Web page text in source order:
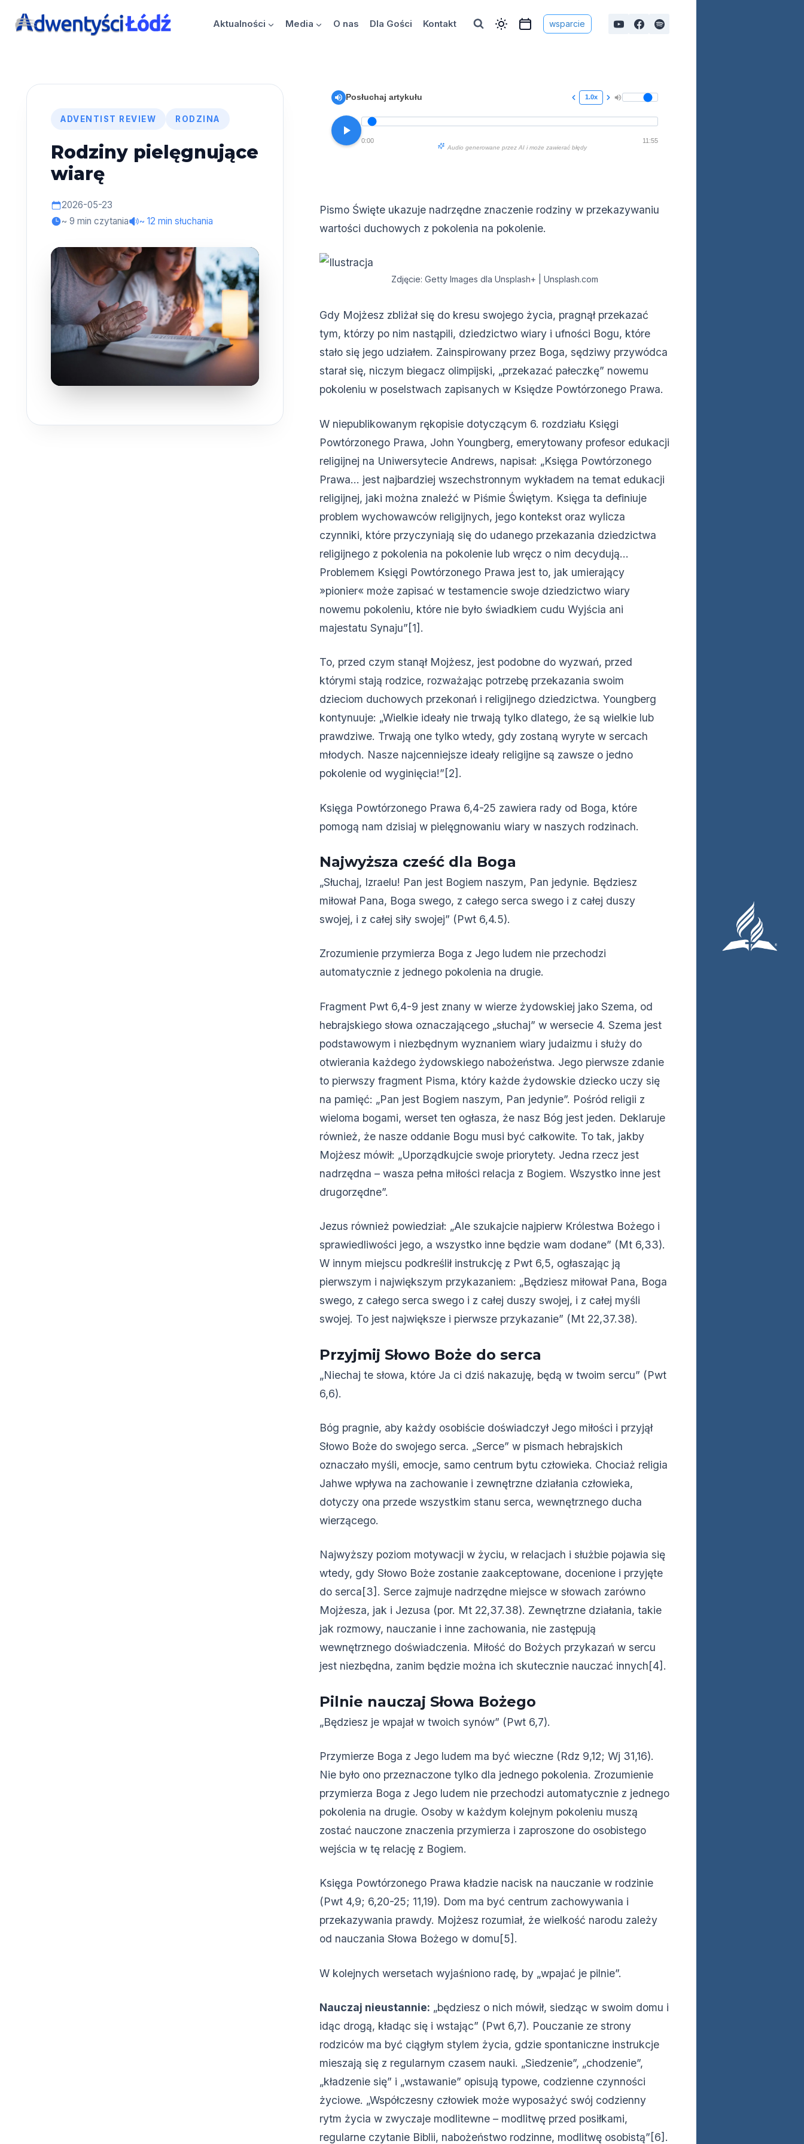
Aktualności Media O nas Dla Gości Kontakt wsparcie
ADVENTIST REVIEW RODZINA
Rodziny pielęgnujące
wiarę
2026-05-23
~ 9 min czytania
~ 12 min słuchania
Posłuchaj artykułu 1.0x
0:00 11:55
Audio generowane przez AI i może zawierać błędy
Pismo Święte ukazuje nadrzędne znaczenie rodziny w przekazywaniu
wartości duchowych z pokolenia na pokolenie.
Zdjęcie: Getty Images dla Unsplash+ | Unsplash.com
Gdy Mojżesz zbliżał się do kresu swojego życia, pragnął przekazać
tym, którzy po nim nastąpili, dziedzictwo wiary i ufności Bogu, które
stało się jego udziałem. Zainspirowany przez Boga, sędziwy przywódca
starał się, niczym biegacz olimpijski, „przekazać pałeczkę” nowemu
pokoleniu w poselstwach zapisanych w Księdze Powtórzonego Prawa.
W niepublikowanym rękopisie dotyczącym 6. rozdziału Księgi
Powtórzonego Prawa, John Youngberg, emerytowany profesor edukacji
religijnej na Uniwersytecie Andrews, napisał: „Księga Powtórzonego
Prawa… jest najbardziej wszechstronnym wykładem na temat edukacji
religijnej, jaki można znaleźć w Piśmie Świętym. Księga ta definiuje
problem wychowawców religijnych, jego kontekst oraz wylicza
czynniki, które przyczyniają się do udanego przekazania dziedzictwa
religijnego z pokolenia na pokolenie lub wręcz o nim decydują…
Problemem Księgi Powtórzonego Prawa jest to, jak umierający
»pionier« może zapisać w testamencie swoje dziedzictwo wiary
nowemu pokoleniu, które nie było świadkiem cudu Wyjścia ani
majestatu Synaju”[1].
To, przed czym stanął Mojżesz, jest podobne do wyzwań, przed
którymi stają rodzice, rozważając potrzebę przekazania swoim
dzieciom duchowych przekonań i religijnego dziedzictwa. Youngberg
kontynuuje: „Wielkie ideały nie trwają tylko dlatego, że są wielkie lub
prawdziwe. Trwają one tylko wtedy, gdy zostaną wyryte w sercach
młodych. Nasze najcenniejsze ideały religijne są zawsze o jedno
pokolenie od wyginięcia!”[2].
Księga Powtórzonego Prawa 6,4-25 zawiera rady od Boga, które
pomogą nam dzisiaj w pielęgnowaniu wiary w naszych rodzinach.
Najwyższa cześć dla Boga
„Słuchaj, Izraelu! Pan jest Bogiem naszym, Pan jedynie. Będziesz
miłował Pana, Boga swego, z całego serca swego i z całej duszy
swojej, i z całej siły swojej” (Pwt 6,4.5).
Zrozumienie przymierza Boga z Jego ludem nie przechodzi
automatycznie z jednego pokolenia na drugie.
Fragment Pwt 6,4-9 jest znany w wierze żydowskiej jako Szema, od
hebrajskiego słowa oznaczającego „słuchaj” w wersecie 4. Szema jest
podstawowym i niezbędnym wyznaniem wiary judaizmu i służy do
otwierania każdego żydowskiego nabożeństwa. Jego pierwsze zdanie
to pierwszy fragment Pisma, który każde żydowskie dziecko uczy się
na pamięć: „Pan jest Bogiem naszym, Pan jedynie”. Pośród religii z
wieloma bogami, werset ten ogłasza, że nasz Bóg jest jeden. Deklaruje
również, że nasze oddanie Bogu musi być całkowite. To tak, jakby
Mojżesz mówił: „Uporządkujcie swoje priorytety. Jedna rzecz jest
nadrzędna – wasza pełna miłości relacja z Bogiem. Wszystko inne jest
drugorzędne”.
Jezus również powiedział: „Ale szukajcie najpierw Królestwa Bożego i
sprawiedliwości jego, a wszystko inne będzie wam dodane” (Mt 6,33).
W innym miejscu podkreślił instrukcję z Pwt 6,5, ogłaszając ją
pierwszym i największym przykazaniem: „Będziesz miłował Pana, Boga
swego, z całego serca swego i z całej duszy swojej, i z całej myśli
swojej. To jest największe i pierwsze przykazanie” (Mt 22,37.38).
Przyjmij Słowo Boże do serca
„Niechaj te słowa, które Ja ci dziś nakazuję, będą w twoim sercu” (Pwt
6,6).
Bóg pragnie, aby każdy osobiście doświadczył Jego miłości i przyjął
Słowo Boże do swojego serca. „Serce” w pismach hebrajskich
oznaczało myśli, emocje, samo centrum bytu człowieka. Chociaż religia
Jahwe wpływa na zachowanie i zewnętrzne działania człowieka,
dotyczy ona przede wszystkim stanu serca, wewnętrznego ducha
wierzącego.
Najwyższy poziom motywacji w życiu, w relacjach i służbie pojawia się
wtedy, gdy Słowo Boże zostanie zaakceptowane, docenione i przyjęte
do serca[3]. Serce zajmuje nadrzędne miejsce w słowach zarówno
Mojżesza, jak i Jezusa (por. Mt 22,37.38). Zewnętrzne działania, takie
jak rozmowy, nauczanie i inne zachowania, nie zastępują
wewnętrznego doświadczenia. Miłość do Bożych przykazań w sercu
jest niezbędna, zanim będzie można ich skutecznie nauczać innych[4].
Pilnie nauczaj Słowa Bożego
„Będziesz je wpajał w twoich synów” (Pwt 6,7).
Przymierze Boga z Jego ludem ma być wieczne (Rdz 9,12; Wj 31,16).
Nie było ono przeznaczone tylko dla jednego pokolenia. Zrozumienie
przymierza Boga z Jego ludem nie przechodzi automatycznie z jednego
pokolenia na drugie. Osoby w każdym kolejnym pokoleniu muszą
zostać nauczone znaczenia przymierza i zaproszone do osobistego
wejścia w tę relację z Bogiem.
Księga Powtórzonego Prawa kładzie nacisk na nauczanie w rodzinie
(Pwt 4,9; 6,20-25; 11,19). Dom ma być centrum zachowywania i
przekazywania prawdy. Mojżesz rozumiał, że wielkość narodu zależy
od nauczania Słowa Bożego w domu[5].
W kolejnych wersetach wyjaśniono radę, by „wpajać je pilnie”.
Nauczaj nieustannie: „będziesz o nich mówił, siedząc w swoim domu i
idąc drogą, kładąc się i wstając” (Pwt 6,7). Pouczanie ze strony
rodziców ma być ciągłym stylem życia, gdzie spontaniczne instrukcje
mieszają się z regularnym czasem nauki. „Siedzenie”, „chodzenie”,
„kładzenie się” i „wstawanie” opisują typowe, codzienne czynności
życiowe. „Współczesny człowiek może wyposażyć swój codzienny
rytm życia w zwyczaje modlitewne – modlitwę przed posiłkami,
regularne czytanie Biblii, nabożeństwo rodzinne, modlitwę osobistą”[6].